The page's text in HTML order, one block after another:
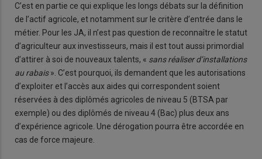
C’est en partie ce qui explique les longs débats sur la définition
de l’actif agricole, et notamment sur le critère d’entrée dans le
métier. Pour les JA, il n’est pas question de reconnaître le statut
d’agriculteur aux investisseurs, mais il est tout aussi primordial
d’attirer à soi de nouveaux talents, « sans réaliser d’installations
au rabais». C’est pourquoi, ils demandent que les autorisations
d’exploiter et l’accès aux aides qui correspondent soient
réservées à des diplômés agricoles de niveau 5 (BTSA par
exemple) ou des diplômés de niveau 4 (Bac) plus deux ans
d’expérience agricole. Une dérogation pourra être accordée en
cas de force majeure.